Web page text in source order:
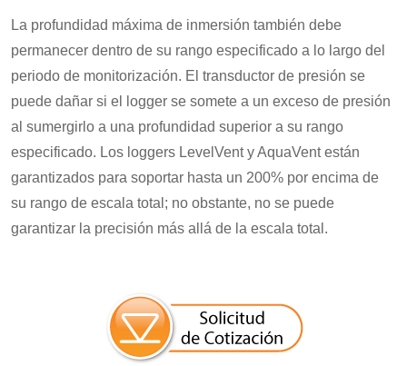
La profundidad máxima de inmersión también debe
permanecer dentro de su rango especificado a lo largo del
periodo de monitorización. El transductor de presión se
puede dañar si el logger se somete a un exceso de presión
al sumergirlo a una profundidad superior a su rango
especificado. Los loggers LevelVent y AquaVent están
garantizados para soportar hasta un 200% por encima de
su rango de escala total; no obstante, no se puede
garantizar la precisión más allá de la escala total.